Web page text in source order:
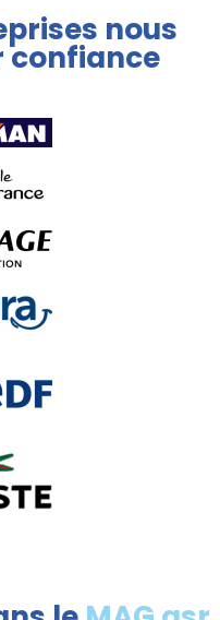
nous
confiance